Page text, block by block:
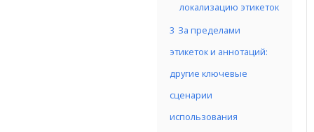
локализацию этикеток
3 За пределами
этикеток и аннотаций:
другие ключевые
сценарии
использования